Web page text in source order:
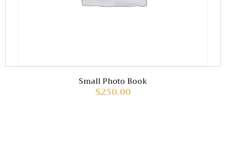
Small Photo Book
$250.00